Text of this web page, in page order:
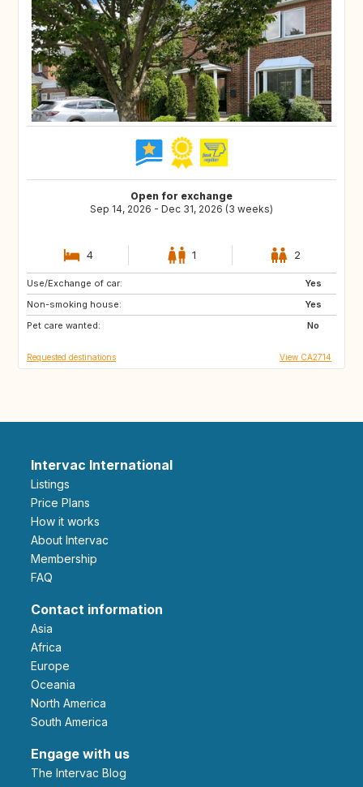
Open for exchange
Sep 14, 2026 - Dec 31, 2026 (3 weeks)
4 1 2
Use/Exchange of car:
Yes
Non-smoking house:
Yes
Pet care wanted:
No
IS
AU
Requested destinations View CA2714
Intervac International
Listings
Price Plans
How it works
About Intervac
Membership
FAQ
Contact information
Asia
Africa
Europe
Oceania
North America
South America
Engage with us
The Intervac Blog